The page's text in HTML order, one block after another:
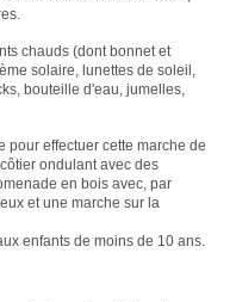
chauds (dont bonnet et
solaire, lunettes de soleil,
bouteille d'eau, jumelles,
pour effectuer cette marche de
ondulant avec des
en bois avec, par
et une marche sur la
enfants de moins de 10 ans.